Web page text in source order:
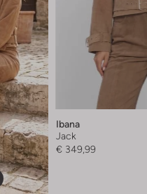
Ibana
Jack
€ 349,99